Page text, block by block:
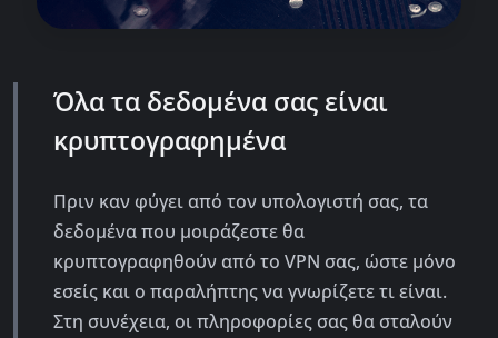
Όλα τα δεδομένα σας είναι
κρυπτογραφημένα
Πριν καν φύγει από τον υπολογιστή σας, τα
δεδομένα που μοιράζεστε θα
κρυπτογραφηθούν από το VPN σας, ώστε μόνο
εσείς και ο παραλήπτης να γνωρίζετε τι είναι.
Στη συνέχεια, οι πληροφορίες σας θα σταλούν